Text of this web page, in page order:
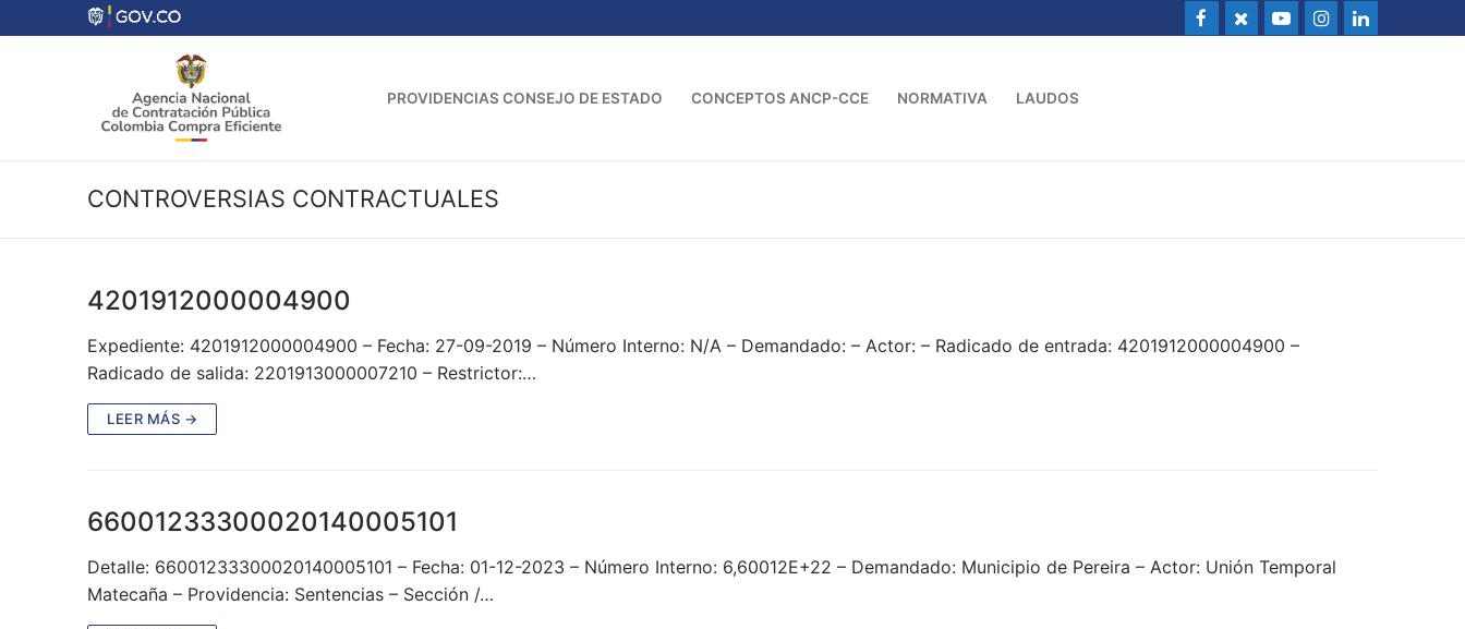
al
PROVIDENCIAS CONSEJO DE ESTADO CONCEPTOS ANCP-CCE NORMATIVA LAUDOS
CONTROVERSIAS CONTRACTUALES
4201912000004900
Expediente: 4201912000004900 – Fecha: 27-09-2019 – Número Interno: N/A – Demandado: – Actor: – Radicado de entrada: 4201912000004900 –
Radicado de salida: 2201913000007210 – Restrictor:…
LEER MÁS →
66001233300020140005101
Detalle: 66001233300020140005101 – Fecha: 01-12-2023 – Número Interno: 6,60012E+22 – Demandado: Municipio de Pereira – Actor: Unión Temporal
Matecaña – Providencia: Sentencias – Sección /…